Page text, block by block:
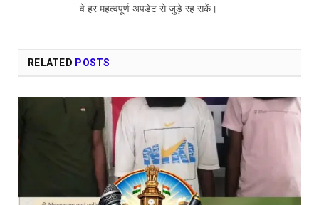
वे हर महत्वपूर्ण अपडेट से जुड़े रह सकें।
RELATED POSTS